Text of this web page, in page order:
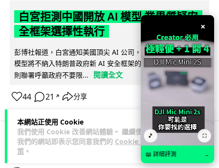
本網站正使用 Cookie
我們使用 Cookie 改善網站體驗。 繼續使用
我們的網站即表示您同意我們的 Cookie 政
策 。
白宮拒測中國開放 AI 模型 業界質疑安
全框架選擇性執行
彭博社報道，白宮通知美國頂尖 AI 公司，中國開發的開放權重
模型將不納入特朗普政府新 AI 安全框架的測試範圍。美國業界
則聯署呼籲政府不要限...
閱讀全文
44 21 ↗ 分享
人工智能
×
🎵 ⛶
📖 詳細評測 →